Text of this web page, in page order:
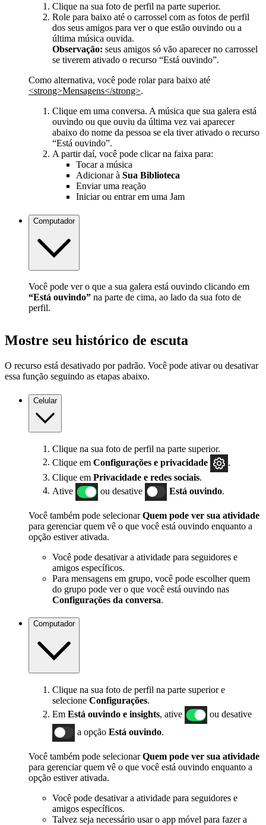
Clique na sua foto de perfil na parte superior.
Role para baixo até o carrossel com as fotos de perfil
dos seus amigos para ver o que estão ouvindo ou a
última música ouvida.
Observação: seus amigos só vão aparecer no carrossel
se tiverem ativado o recurso “Está ouvindo”.
Como alternativa, você pode rolar para baixo até
<strong>Mensagens</strong>.
Clique em uma conversa. A música que sua galera está
ouvindo ou que ouviu da última vez vai aparecer
abaixo do nome da pessoa se ela tiver ativado o recurso
“Está ouvindo”.
A partir daí, você pode clicar na faixa para:
Tocar a música
Adicionar à Sua Biblioteca
Enviar uma reação
Iniciar ou entrar em uma Jam
Computador
Você pode ver o que a sua galera está ouvindo clicando em
“Está ouvindo” na parte de cima, ao lado da sua foto de
perfil.
Mostre seu histórico de escuta
O recurso está desativado por padrão. Você pode ativar ou desativar
essa função seguindo as etapas abaixo.
Celular
Clique na sua foto de perfil na parte superior.
Clique em Configurações e privacidade
Clique em Privacidade e redes sociais.
Ative
ou desative Está ouvindo
Você também pode selecionarQuem pode ver sua atividade
para gerenciar quem vê o que você está ouvindo enquanto a
opção estiver ativada.
Você pode desativar a atividade para seguidores e
amigos específicos.
Para mensagens em grupo, você pode escolher quem
do grupo pode ver o que você está ouvindo nas
Configurações da conversa.
Computador
Clique na sua foto de perfil na parte superior e
selecione Configurações.
Em Está ouvindo e insights, ative
ou desative
a opção Está ouvindo.
Você também pode selecionarQuem pode ver sua atividade
para gerenciar quem vê o que você está ouvindo enquanto a
opção estiver ativada.
Você pode desativar a atividade para seguidores e
amigos específicos.
Talvez seja necessário usar o app móvel para fazer a